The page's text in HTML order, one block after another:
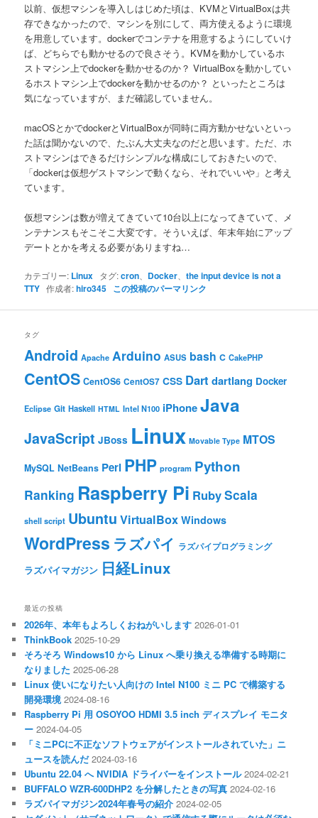
以前、仮想マシンを導入しはじめた頃は、KVMとVirtualBoxは共
存できなかったので、マシンを別にして、両方使えるように環境
を用意しています。dockerでコンテナを用意するようにしていけ
ば、どちらでも動かせるので良さそう。KVMを動かしているホ
ストマシン上でdockerを動かせるのか？ VirtualBoxを動かしてい
るホストマシン上でdockerを動かせるのか？ といったところは
気になっていますが、まだ確認していません。
macOSとかでdockerとVirtualBoxが同時に両方動かせないといっ
た話は聞かないので、たぶん大丈夫なのだと思います。ただ、ホ
ストマシンはできるだけシンプルな構成にしておきたいので、
「dockerは仮想ゲストマシンで動くなら、それでいいや」と考え
ています。
仮想マシンは数が増えてきていて10台以上になってきていて、メ
ンテナンスもそこそこ大変です。そういえば、年末年始にアップ
デートとかを考える必要がありますね…
カテゴリー: Linux タグ:cron Docker 、the input device is not a
TTY 作成者:hiro345 この投稿のパーマリンク
タグ
Android Apache Arduino ASUS bash C CakePHP
CentOS CentOS6 CentOS7 CSS Dart dartlang Docker
Eclipse Git Haskell HTML Intel N100 iPhoneJava
JavaScript JBoss Linux Movable Type MTOS
MySQL NetBeans Perl PHP program Python
Ranking Raspberry Pi RubyScala
shell script Ubuntu VirtualBox Windows
WordPress ラズパイ ラズパイプログラミング
ラズパイマガジン 日経Linux
最近の投稿
2026年、本年もよろしくおねがいします 2026-01-01
ThinkBook 2025-10-29
そろそろ Windows10 から Linux へ乗り換える準備する時期に
なりました 2025-06-28
Linux 使いになりたい人向けの Intel N100 ミニ PC で構築する
開発環境 2024-08-16
Raspberry Pi 用 OSOYOO HDMI 3.5 inch ディスプレイ モニタ
ー 2024-04-05
「ミニPCに不正なソフトウェアがインストールされていた」ニ
ュースを読んだ 2024-03-16
Ubuntu 22.04 へ NVIDIA ドライバーをインストール 2024-02-21
BUFFALO WZR-600DHP2 を分解したときの写真 2024-02-16
ラズパイマガジン2024年春号の紹介 2024-02-05